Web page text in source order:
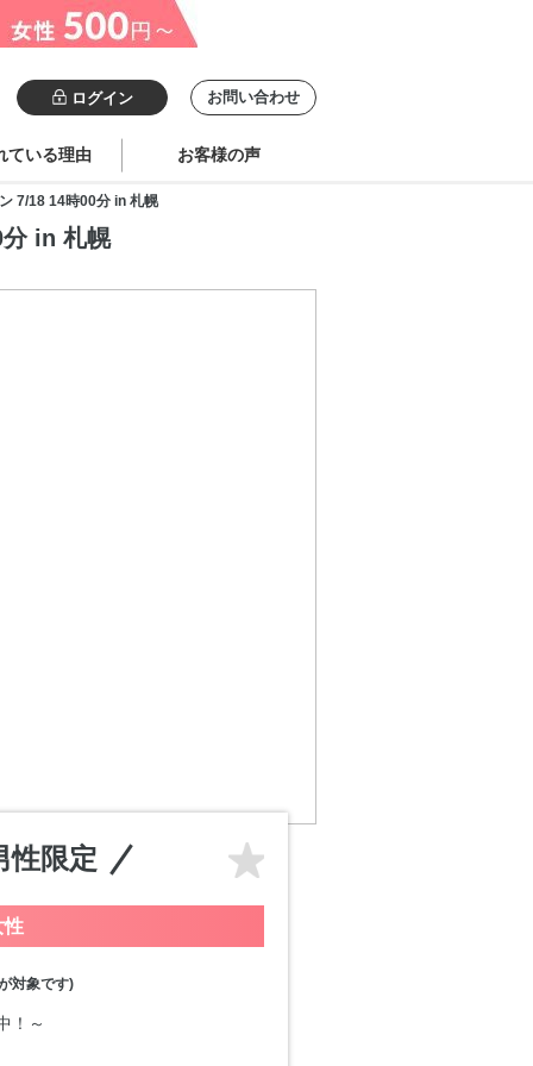
ログイン お問い合わせ
ている理由 お客様の声
7/18 14時00分 in 札幌
分 in 札幌
性限定
性
対象です)
！～